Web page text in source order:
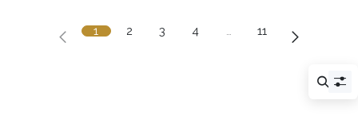
1 2 3 4 … 11